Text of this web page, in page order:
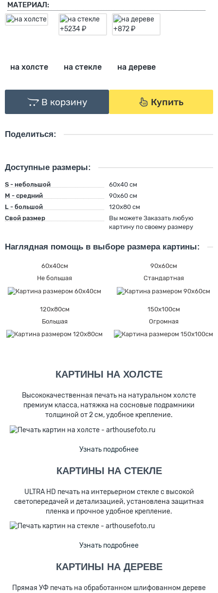
МАТЕРИАЛ:
на холсте на стекле на дереве
В корзину Купить
Поделиться:
Доступные размеры:
S - небольшой
60х40 см
M - средний
90х60 см
L - большой
120х80 см
Свой размер
Вы можете Заказать любую
картину по своему размеру
Наглядная помощь в выборе размера картины:
60х40см
Не большая
90х60см
Стандартная
120х80см
Большая
150х100см
Огромная
КАРТИНЫ НА ХОЛСТЕ
Высококачественная печать на натуральном холсте
премиум класса, натяжка на сосновые подрамники
толщиной от 2 см, удобное крепление.
Узнать подробнее
КАРТИНЫ НА СТЕКЛЕ
ULTRA HD печать на интерьерном стекле с высокой
светопередачей и детализацией, установлена защитная
пленка и прочное удобное крепление.
Узнать подробнее
КАРТИНЫ НА ДЕРЕВЕ
Прямая УФ печать на обработанном шлифованном дереве